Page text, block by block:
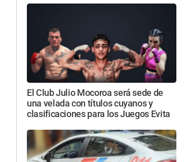
El Club Julio Mocoroa será sede de
una velada con títulos cuyanos y
clasificaciones para los Juegos Evita